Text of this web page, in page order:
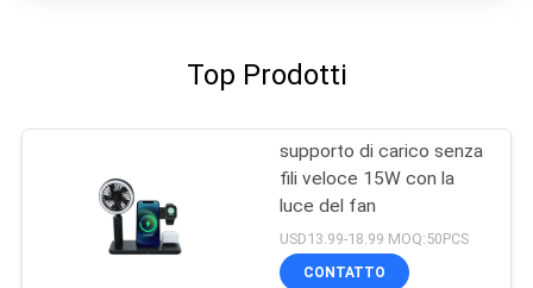
Top Prodotti
supporto di carico senza
fili veloce 15W con la
luce del fan
USD13.99-18.99 MOQ:50PCS
CONTATTO